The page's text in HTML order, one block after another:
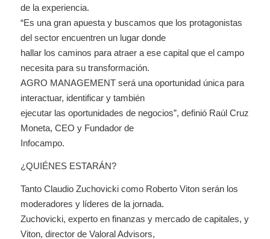
de la experiencia.
“Es una gran apuesta y buscamos que los protagonistas
del sector encuentren un lugar donde
hallar los caminos para atraer a ese capital que el campo
necesita para su transformación.
AGRO MANAGEMENT será una oportunidad única para
interactuar, identificar y también
ejecutar las oportunidades de negocios”, definió Raúl Cruz
Moneta, CEO y Fundador de
Infocampo.
¿QUIÉNES ESTARÁN?
Tanto Claudio Zuchovicki como Roberto Viton serán los
moderadores y líderes de la jornada.
Zuchovicki, experto en finanzas y mercado de capitales, y
Viton, director de Valoral Advisors,